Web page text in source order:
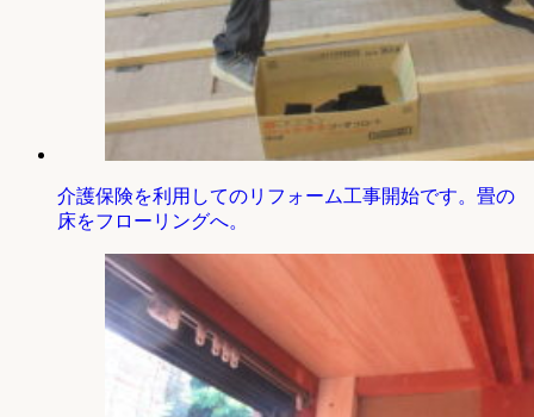
介護保険を利用してのリフォーム工事開始です。畳の
床をフローリングへ。